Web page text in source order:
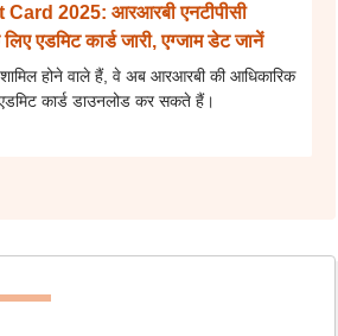
2025: आरआरबी एनटीपीसी
एडमिट कार्ड जारी, एग्जाम डेट जानें
शामिल होने वाले हैं, वे अब आरआरबी की आधिकारिक
कार्ड डाउनलोड कर सकते हैं।